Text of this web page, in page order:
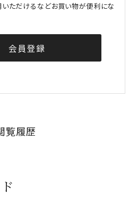
ただけるなどお買い物が便利にな
会員登録
覧履歴